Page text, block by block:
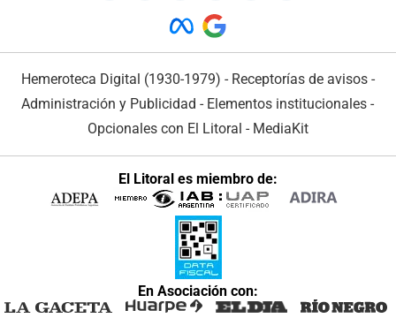
Hemeroteca Digital (1930-1979) - Receptorías de avisos -
Administración y Publicidad - Elementos institucionales -
Opcionales con El Litoral - MediaKit
El Litoral es miembro de:
En Asociación con: